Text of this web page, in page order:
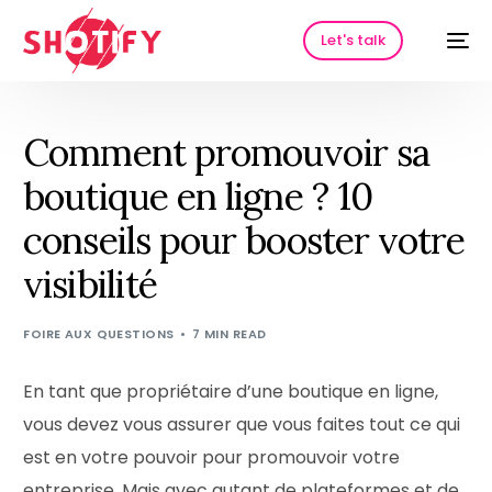
Let's talk
Comment promouvoir sa
boutique en ligne ? 10
conseils pour booster votre
visibilité
FOIRE AUX QUESTIONS 7 MIN READ
En tant que propriétaire d’une boutique en ligne,
vous devez vous assurer que vous faites tout ce qui
est en votre pouvoir pour promouvoir votre